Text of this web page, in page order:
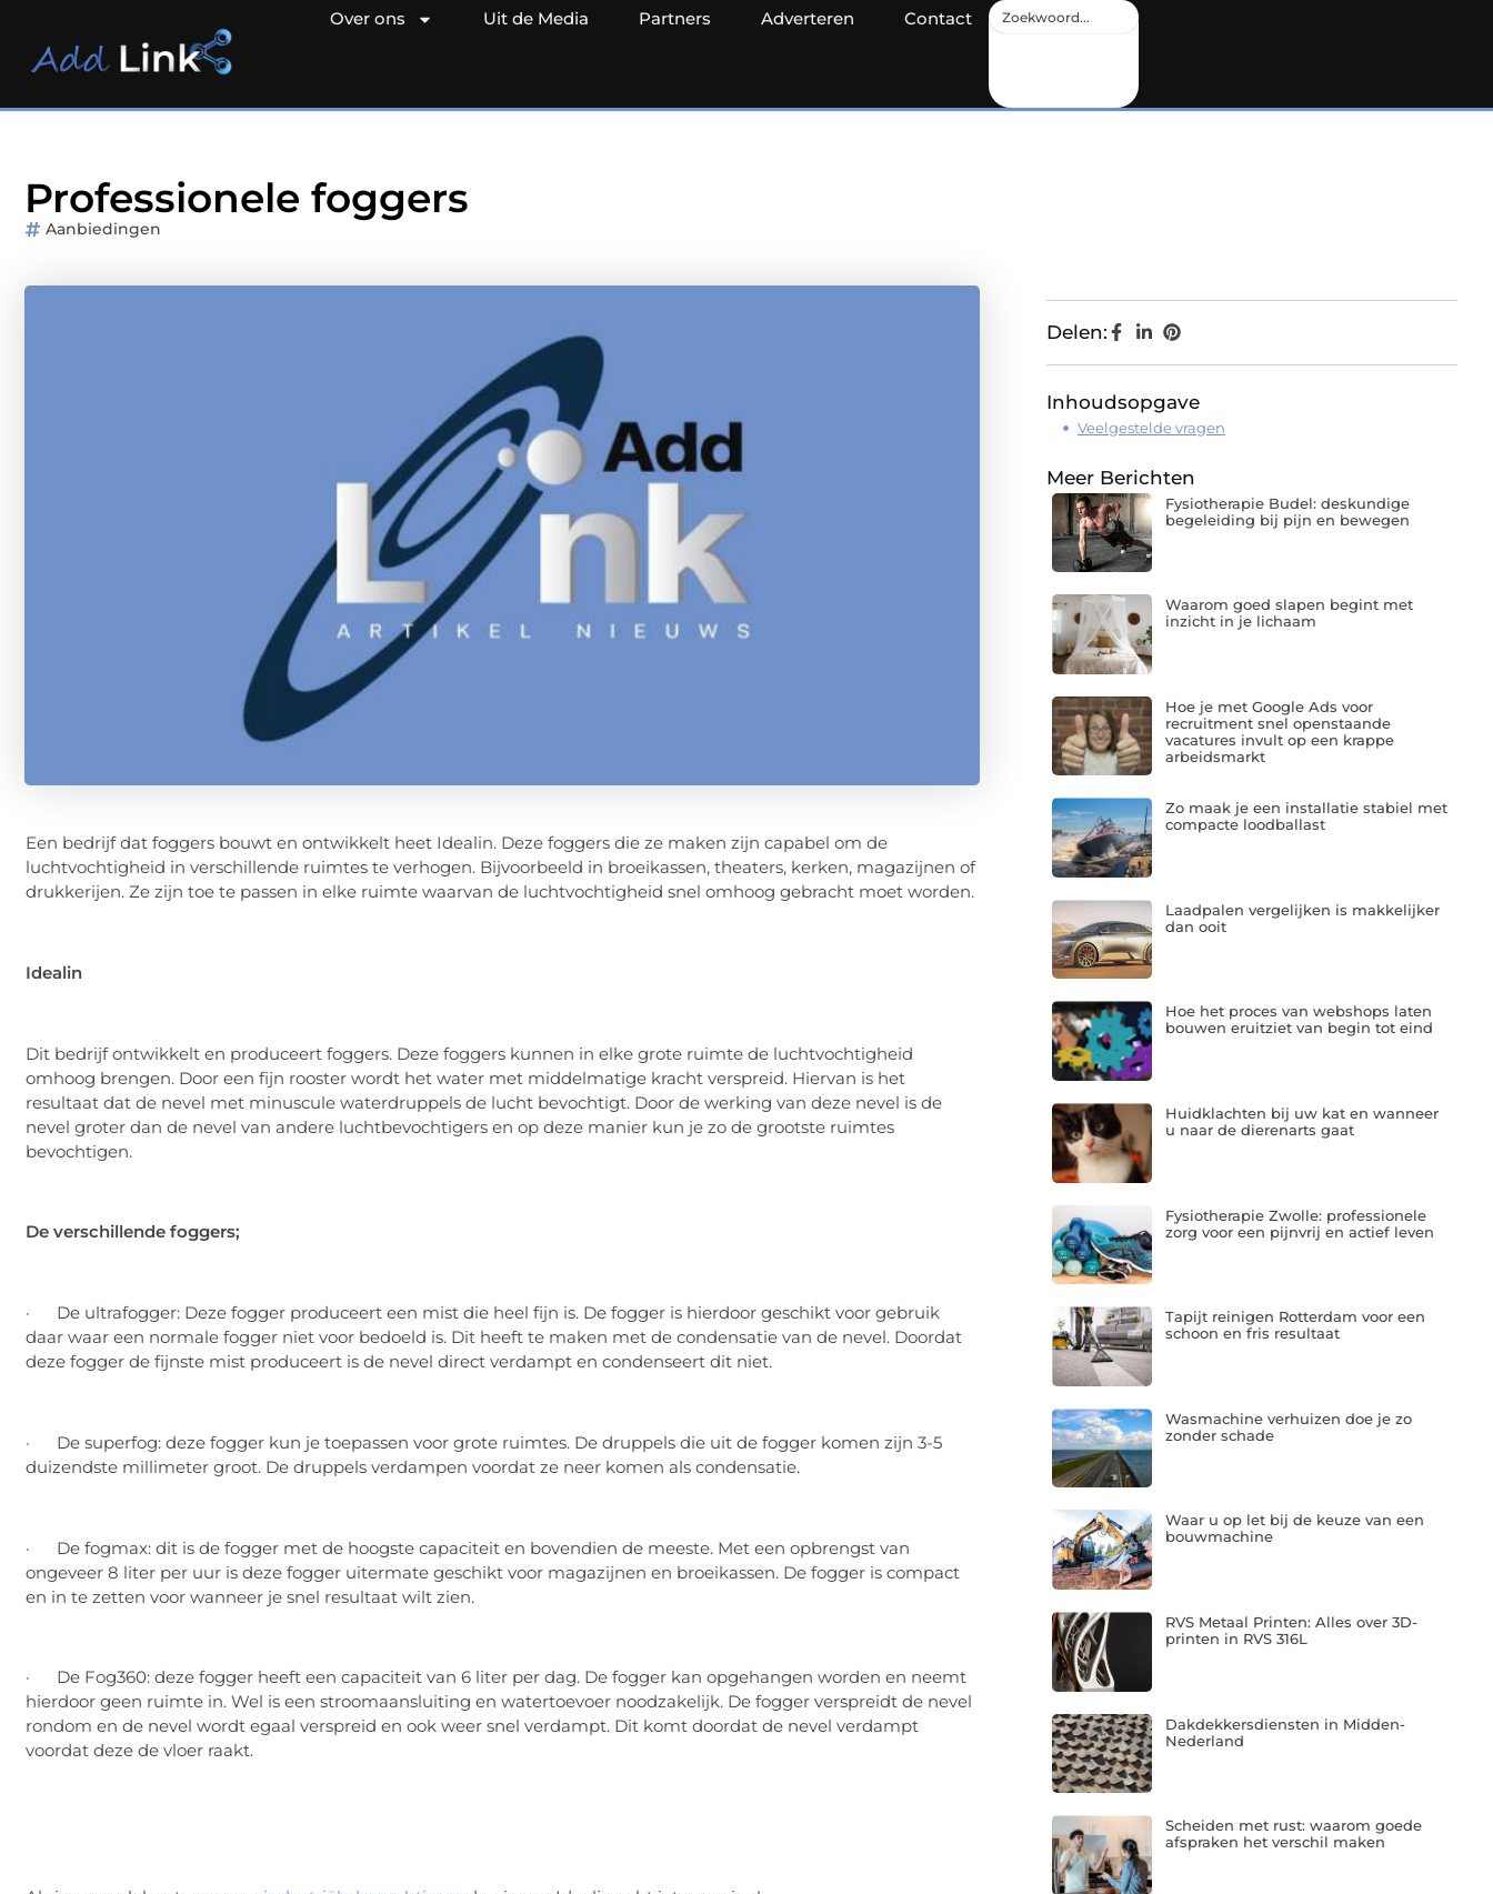
Over ons Uit de Media Partners Adverteren Contact
Professionele foggers
Aanbiedingen
Een bedrijf dat foggers bouwt en ontwikkelt heet Idealin. Deze foggers die ze maken zijn capabel om de
luchtvochtigheid in verschillende ruimtes te verhogen. Bijvoorbeeld in broeikassen, theaters, kerken, magazijnen of
drukkerijen. Ze zijn toe te passen in elke ruimte waarvan de luchtvochtigheid snel omhoog gebracht moet worden.
Idealin
Dit bedrijf ontwikkelt en produceert foggers. Deze foggers kunnen in elke grote ruimte de luchtvochtigheid
omhoog brengen. Door een fijn rooster wordt het water met middelmatige kracht verspreid. Hiervan is het
resultaat dat de nevel met minuscule waterdruppels de lucht bevochtigt. Door de werking van deze nevel is de
nevel groter dan de nevel van andere luchtbevochtigers en op deze manier kun je zo de grootste ruimtes
bevochtigen.
De verschillende foggers;
· De ultrafogger: Deze fogger produceert een mist die heel fijn is. De fogger is hierdoor geschikt voor gebruik
daar waar een normale fogger niet voor bedoeld is. Dit heeft te maken met de condensatie van de nevel. Doordat
deze fogger de fijnste mist produceert is de nevel direct verdampt en condenseert dit niet.
· De superfog: deze fogger kun je toepassen voor grote ruimtes. De druppels die uit de fogger komen zijn 3-5
duizendste millimeter groot. De druppels verdampen voordat ze neer komen als condensatie.
· De fogmax: dit is de fogger met de hoogste capaciteit en bovendien de meeste. Met een opbrengst van
ongeveer 8 liter per uur is deze fogger uitermate geschikt voor magazijnen en broeikassen. De fogger is compact
en in te zetten voor wanneer je snel resultaat wilt zien.
· De Fog360: deze fogger heeft een capaciteit van 6 liter per dag. De fogger kan opgehangen worden en neemt
hierdoor geen ruimte in. Wel is een stroomaansluiting en watertoevoer noodzakelijk. De fogger verspreidt de nevel
rondom en de nevel wordt egaal verspreid en ook weer snel verdampt. Dit komt doordat de nevel verdampt
voordat deze de vloer raakt.
Delen:
Inhoudsopgave
Veelgestelde vragen
Meer Berichten
Fysiotherapie Budel: deskundige
begeleiding bij pijn en bewegen
Waarom goed slapen begint met
inzicht in je lichaam
Hoe je met Google Ads voor
recruitment snel openstaande
vacatures invult op een krappe
arbeidsmarkt
Zo maak je een installatie stabiel met
compacte loodballast
Laadpalen vergelijken is makkelijker
dan ooit
Hoe het proces van webshops laten
bouwen eruitziet van begin tot eind
Huidklachten bij uw kat en wanneer
u naar de dierenarts gaat
Fysiotherapie Zwolle: professionele
zorg voor een pijnvrij en actief leven
Tapijt reinigen Rotterdam voor een
schoon en fris resultaat
Wasmachine verhuizen doe je zo
zonder schade
Waar u op let bij de keuze van een
bouwmachine
RVS Metaal Printen: Alles over 3D-
printen in RVS 316L
Dakdekkersdiensten in Midden-
Nederland
Scheiden met rust: waarom goede
afspraken het verschil maken